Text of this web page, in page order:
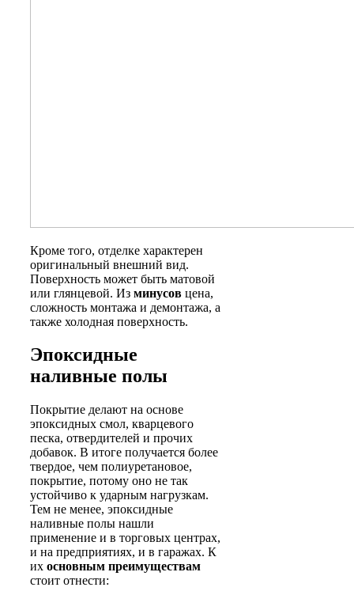
Кроме того, отделке характерен
оригинальный внешний вид.
Поверхность может быть матовой
или глянцевой. Из минусов цена,
сложность монтажа и демонтажа, а
также холодная поверхность.
Эпоксидные
наливные полы
Покрытие делают на основе
эпоксидных смол, кварцевого
песка, отвердителей и прочих
добавок. В итоге получается более
твердое, чем полиуретановое,
покрытие, потому оно не так
устойчиво к ударным нагрузкам.
Тем не менее, эпоксидные
наливные полы нашли
применение и в торговых центрах,
и на предприятиях, и в гаражах. К
их основным преимуществам
стоит отнести: